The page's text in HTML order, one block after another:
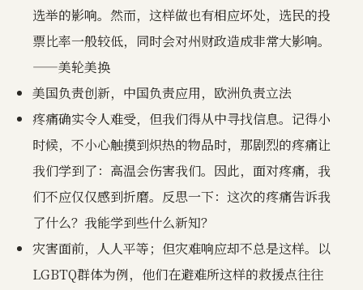
选举的影响。然而，这样做也有相应坏处，选民的投
票比率一般较低，同时会对州财政造成非常大影响。
——美轮美换
美国负责创新，中国负责应用，欧洲负责立法
疼痛确实令人难受，但我们得从中寻找信息。记得小
时候，不小心触摸到炽热的物品时，那剧烈的疼痛让
我们学到了：高温会伤害我们。因此，面对疼痛，我
们不应仅仅感到折磨。反思一下：这次的疼痛告诉我
了什么？我能学到些什么新知？
灾害面前，人人平等；但灾难响应却不总是这样。以
LGBTQ群体为例，他们在避难所这样的救援点往往